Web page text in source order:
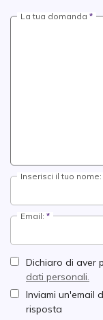
La tua domanda
Inserisci il tuo nome:
Email:
Dichiaro di aver
dati personali.
Inviami un'email
risposta